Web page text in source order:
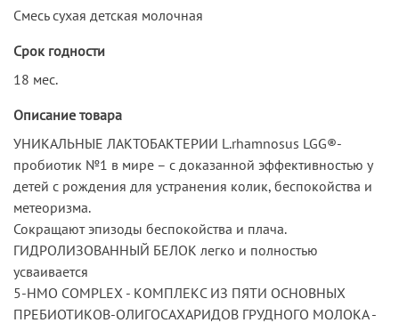
Смесь сухая детская молочная
Срок годности
18 мес.
Описание товара
УНИКАЛЬНЫЕ ЛАКТОБАКТЕРИИ L.rhamnosus LGG®-
пробиотик №1 в мире – с доказанной эффективностью у
детей с рождения для устранения колик, беспокойства и
метеоризма.
Сокращают эпизоды беспокойства и плача.
ГИДРОЛИЗОВАННЫЙ БЕЛОК легко и полностью
усваивается
5-HMO COMPLEX - КОМПЛЕКС ИЗ ПЯТИ ОСНОВНЫХ
ПРЕБИОТИКОВ-ОЛИГОСАХАРИДОВ ГРУДНОГО МОЛОКА -